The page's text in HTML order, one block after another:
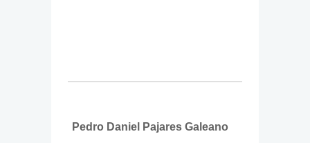
Pedro Daniel Pajares Galeano